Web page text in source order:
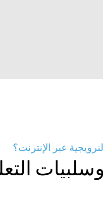
عبر الإنترنت؟